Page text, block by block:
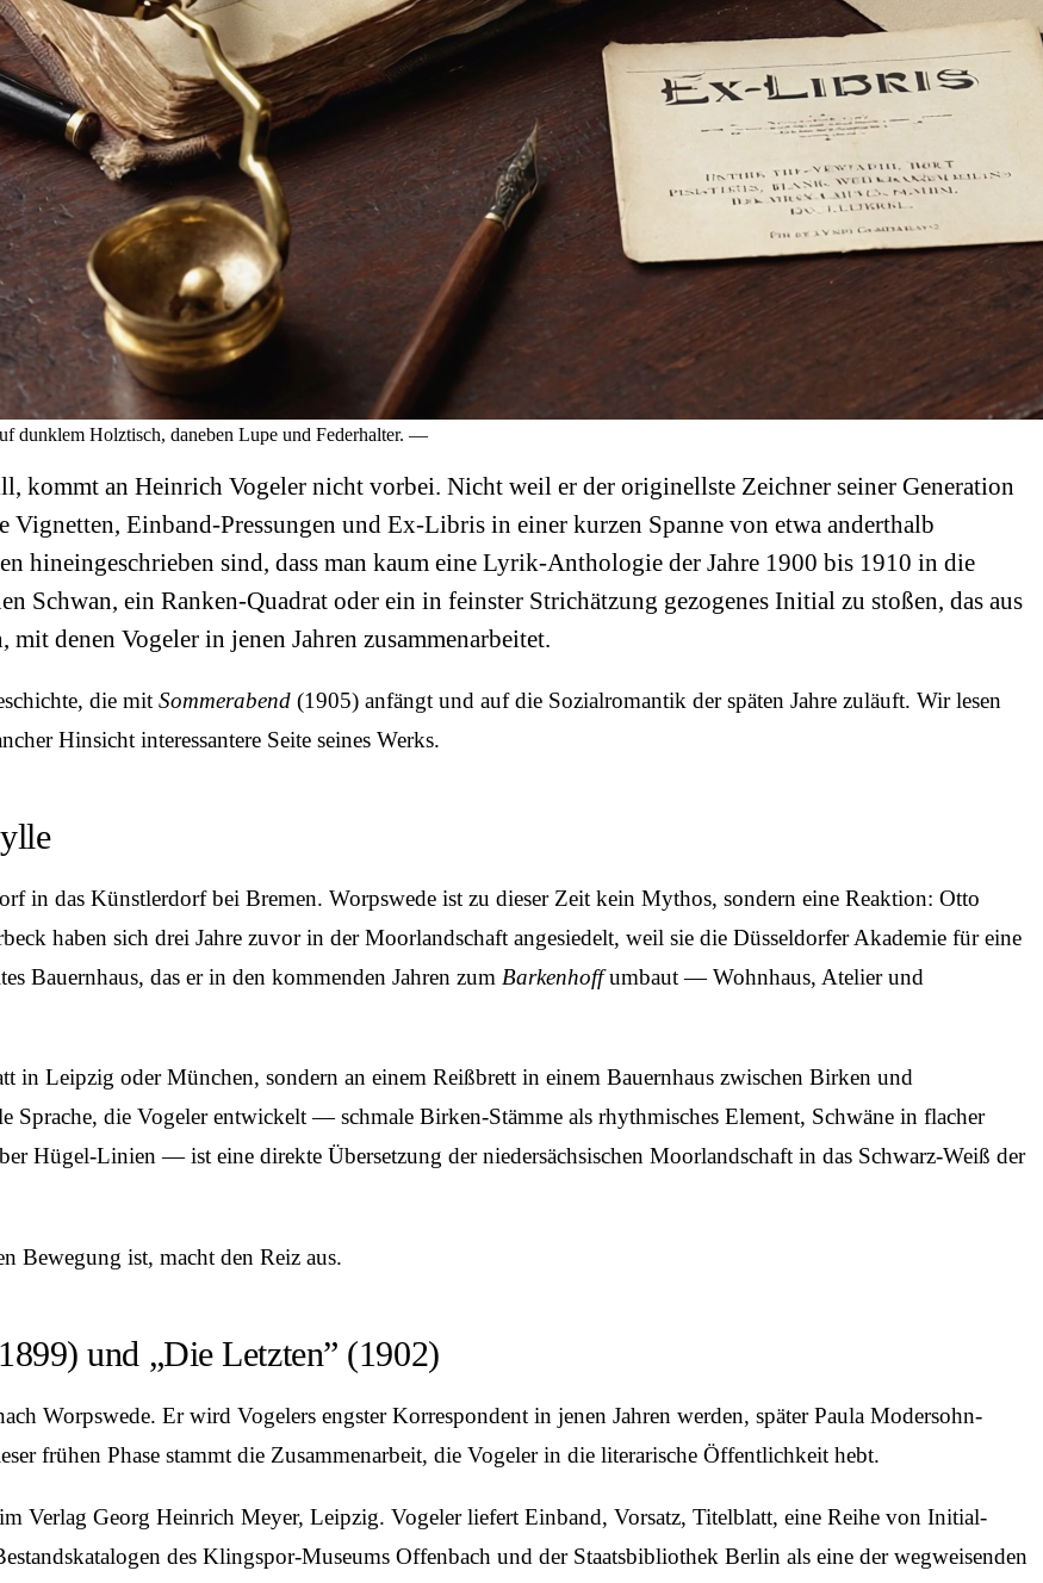
dunklem Holztisch, daneben Lupe und Federhalter. —
kommt an Heinrich Vogeler nicht vorbei. Nicht weil er der originellste Zeichner seiner Generation
Einband-Pressungen und Ex-Libris in einer kurzen Spanne von etwa anderthalb
hineingeschrieben sind, dass man kaum eine Lyrik-Anthologie der Jahre 1900 bis 1910 in die
Schwan, ein Ranken-Quadrat oder ein in feinster Strichätzung gezogenes Initial zu stoßen, das aus
denen Vogeler in jenen Jahren zusammenarbeitet.
die mit Sommerabend (1905) anfängt und auf die Sozialromantik der späten Jahre zuläuft. Wir lesen
Hinsicht interessantere Seite seines Werks.
in das Künstler­dorf bei Bremen. Worpswede ist zu dieser Zeit kein Mythos, sondern eine Reaktion: Otto
haben sich drei Jahre zuvor in der Moorlandschaft angesiedelt, weil sie die Düsseldorfer Akademie für eine
Bauernhaus, das er in den kommenden Jahren zum Barkenhoffumbaut — Wohnhaus, Atelier und
in Leipzig oder München, sondern an einem Reißbrett in einem Bauernhaus zwischen Birken und
Sprache, die Vogeler entwickelt — schmale Birken-Stämme als rhythmisches Element, Schwäne in flacher
Hügel-Linien — ist eine direkte Übersetzung der niedersächsischen Moor­landschaft in das Schwarz-Weiß der
Bewegung ist, macht den Reiz aus.
und „Die Letzten” (1902)
Worpswede. Er wird Vogelers engster Korrespondent in jenen Jahren werden, später Paula Modersohn-
frühen Phase stammt die Zusammenarbeit, die Vogeler in die literarische Öffentlichkeit hebt.
Verlag Georg Heinrich Meyer, Leipzig. Vogeler liefert Einband, Vorsatz, Titelblatt, eine Reihe von Initial-
des Klingspor-Museums Offenbach und der Staatsbibliothek Berlin als eine der wegweisenden